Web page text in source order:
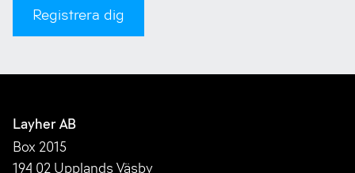
Registrera dig
Layher AB
Box 2015
194 02 Upplands Väsby